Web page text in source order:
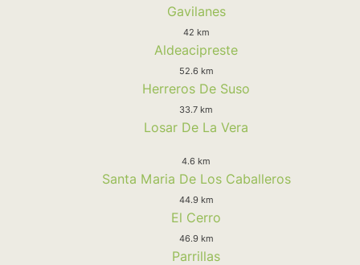
Gavilanes
42 km
Aldeacipreste
52.6 km
Herreros De Suso
33.7 km
Losar De La Vera
4.6 km
Santa Maria De Los Caballeros
44.9 km
El Cerro
46.9 km
Parrillas